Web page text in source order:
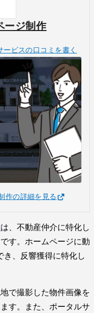
ージ制作
ービスの口コミを書く
作の詳細を見る
は、不動産仲介に特化し
す。ホームページに動
き、反響獲得に特化し
で撮影した物件画像を
す。また、ポータルサ